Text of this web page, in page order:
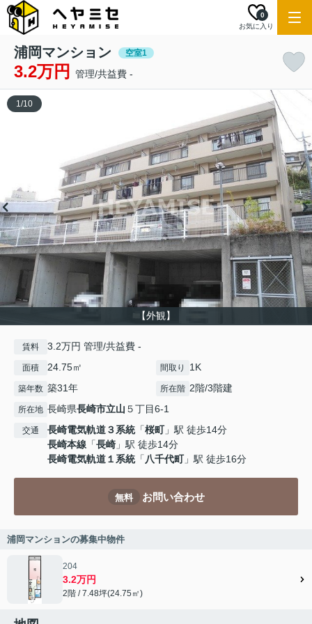
お気に入り
0
浦岡マンション 空室1
3.2万円 管理/共益費 -
【外観】
1/10
賃料 3.2万円 管理/共益費 -
面積 24.75㎡ 間取り 1K
築年数 築31年 所在階 2階/3階建
所在地 長崎県長崎市立山 ５丁目6-1
交通 長崎電気軌道３系統「桜町」駅 徒歩14分
長崎本線 「長崎 」駅 徒歩14分
長崎電気軌道１系統「八千代町」駅 徒歩16分
無料 お問い合わせ
浦岡マンションの募集中物件
204
3.2万円
2階 / 7.48坪(24.75㎡)